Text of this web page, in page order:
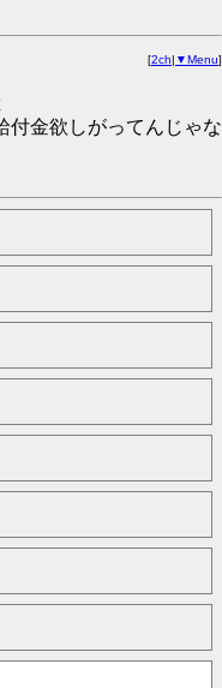
[2ch| ▼Menu]
付金欲しがってんじゃな